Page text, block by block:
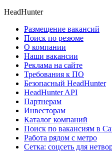
HeadHunter
Размещение вакансий
Поиск по резюме
О компании
Наши вакансии
Реклама на сайте
Требования к ПО
Безопасный HeadHunter
HeadHunter API
Партнерам
Инвесторам
Каталог компаний
Поиск по вакансиям в
Работа рядом с метро
Сетка: соцсеть для